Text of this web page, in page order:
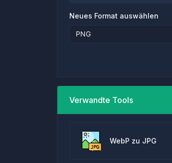
Neues Format auswählen
Verwandte Tools
WebP zu JPG